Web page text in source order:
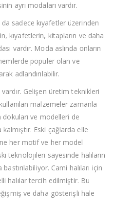
ayrı modaları vardır.
sadece kıyafetler üzerinden
kıyafetlerin, kitapların ve daha
vardır. Moda aslında onların
popüler olan ve
adlandırılabilir.
Gelişen üretim teknikleri
malzemeler zamanla
dokuları ve modelleri de
Eski çağlarda elle
her motif ve her model
teknolojileri sayesinde halıların
Cami halıları için
halılar tercih edilmiştir. Bu
ve daha gösterişli hale